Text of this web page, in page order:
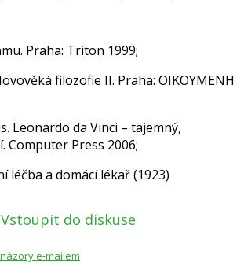
Praha: Triton 1999;
filozofie II. Praha: OIKOYMENH
Leonardo da Vinci – tajemný,
Computer Press 2006;
léčba a domácí lékař (1923)
Vstoupit do diskuse
e-mailem